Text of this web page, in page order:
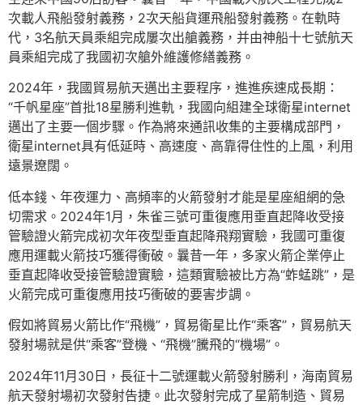
次載人飛船發射義務，2次天船貨運飛船發射義務。在軌時
代，3名航天員乘組完成屢次出艙義務，并由神船十七號航天
員乘組完成了我國初次艙外維護修繕義務。
2024年，我國貿易航天邁出主要程序，進進疾速成長期：
“千帆星座”首批18星勝利進軌，我國向組建全球衛星internet
邁出了主要一個步驟。作為將來通訊收集的主要構成部門，
衛星internet具有低延時、高速度、高靠得住性的上風，利用
遠景遼闊。
低本錢、年夜運力、高頻率的火箭發射才能是星座組網的急
切需求。2024年1月，朱雀三號可重復應用垂直起降收受接
管驗證火箭完成初次年夜型垂直起降飛翔實驗，我國可重復
應用運載火箭技巧獲得衝破。曩昔一年，多家火箭企業停止
垂直起降收受接管驗證實驗，這類實驗被比方為“蚱蜢跳”，是
火箭完成可重復應用技巧衝破的要害步調。
假如將貿易火箭比作“飛機”，貿易衛星比作“乘客”，貿易航天
發射場就是供“乘客”登機、“飛機”騰飛的“機場”。
2024年11月30日，長征十二號運載火箭發射勝利，海南貿易
航天發射場初次發射告捷。此次發射完成了星箭制造、貿易